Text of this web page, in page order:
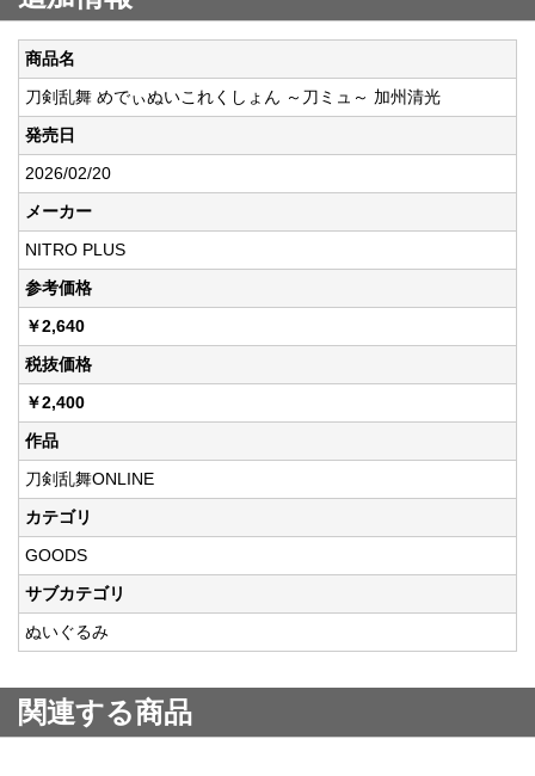
商品名
刀剣乱舞 めでぃぬいこれくしょん ～刀ミュ～ 加州清光
発売日
2026/02/20
メーカー
NITRO PLUS
参考価格
￥2,640
税抜価格
￥2,400
作品
刀剣乱舞ONLINE
カテゴリ
GOODS
サブカテゴリ
ぬいぐるみ
関連する商品